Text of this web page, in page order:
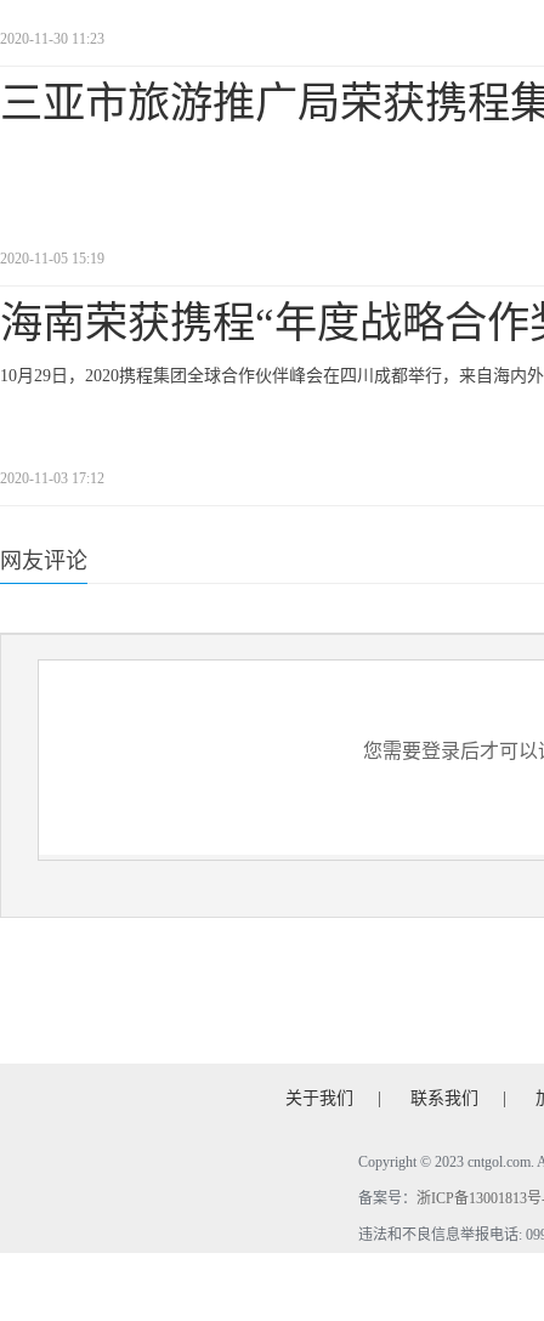
2020-11-30 11:23
三亚市旅游推广局荣获携程
2020-11-05 15:19
海南荣获携程“年度战略合作
10月29日，2020携程集团全球合作伙伴峰会在四川成都举行，来自海
2020-11-03 17:12
网友评论
您需要登录后才可以
关于我们 联系我们
Copyright © 2023
备案号： 浙ICP备13001813
违法和不良信息举报电话: